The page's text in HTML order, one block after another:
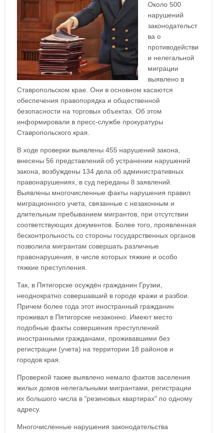
Около 500
нарушений
законодательст
ва о
противодействи
и нелегальной
миграции
выявлено в
Ставропольском крае. Они в основном касаются
обеспечения правопорядка и общественной
безопасности на торговых объектах. Об этом
информировали в пресс-службе прокуратуры
Ставропольского края.
В ходе проверки выявлены 455 нарушений закона,
внесены 56 представлений об устранении нарушений
закона, возбуждены 134 дела об административных
правонарушениях, в суд переданы 8 заявлений.
Выявлены многочисленные факты нарушения правил
миграционного учета, связанные с незаконным и
длительным пребыванием мигрантов, при отсутствии
соответствующих документов. Более того, проявленная
бесконтрольность со стороны государственных органов
позволила мигрантам совершать различные
правонарушения, в числе которых тяжкие и особо
тяжкие преступления.
Так, в Пятигорске осуждён гражданин Грузии,
неоднократно совершавший в городе кражи и разбои.
Причем более года этот иностранный гражданин
проживал в Пятигорске незаконно. Имеют место
подобные факты совершения преступлений
иностранными гражданами, проживавшими без
регистрации (учета) на территории 18 районов и
городов края.
Проверкой также выявлено немало фактов заселения
жилых домов нелегальными мигрантами, регистрации
их большого числа в "резиновых квартирах" по одному
адресу.
Многочисленные нарушения законодательства